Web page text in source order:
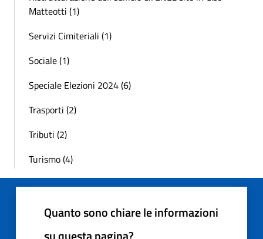
Matteotti (1)
Servizi Cimiteriali (1)
Sociale (1)
Speciale Elezioni 2024 (6)
Trasporti (2)
Tributi (2)
Turismo (4)
Quanto sono chiare le informazioni